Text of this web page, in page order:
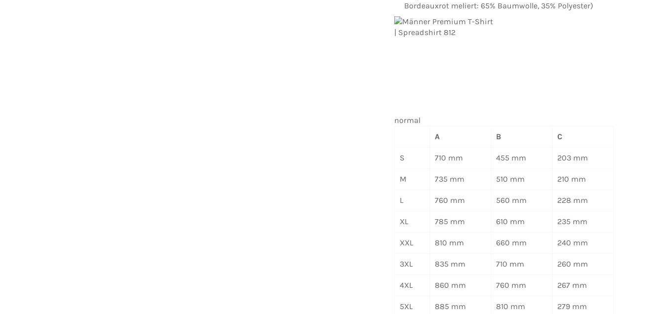
Bordeauxrot meliert: 65% Baumwolle, 35% Polyester)
normal
A
B C
S 710 mm 455 mm 203 mm
M 735 mm 510 mm 210 mm
L 760 mm 560 mm 228 mm
XL 785 mm 610 mm 235 mm
XXL 810 mm 660 mm 240 mm
3XL 835 mm 710 mm 260 mm
4XL 860 mm 760 mm 267 mm
5XL 885 mm 810 mm 279 mm